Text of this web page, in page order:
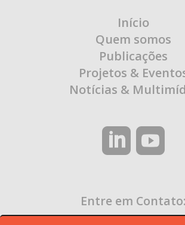
Início
Quem somos
Publicações
Projetos &
Notícias &
Entre em Contato: